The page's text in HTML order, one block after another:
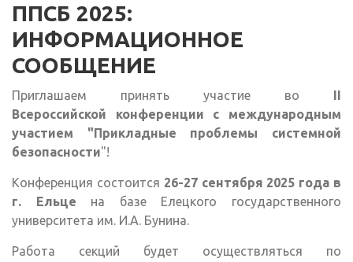
ППСБ 2025:
ИНФОРМАЦИОННОЕ
СООБЩЕНИЕ
Приглашаем принять участие во II
Всероссийской конференции с международным
участием "Прикладные проблемы системной
безопасности"!
Конференция состоится 26-27 сентября 2025 года в
г. Ельце на базе Елецкого государственного
университета им. И.А. Бунина.
Работа секций будет осуществляться по